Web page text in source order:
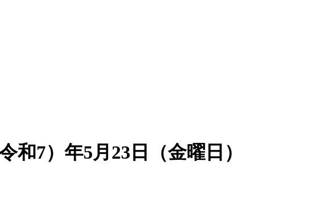
7）年5月23日（金曜日）